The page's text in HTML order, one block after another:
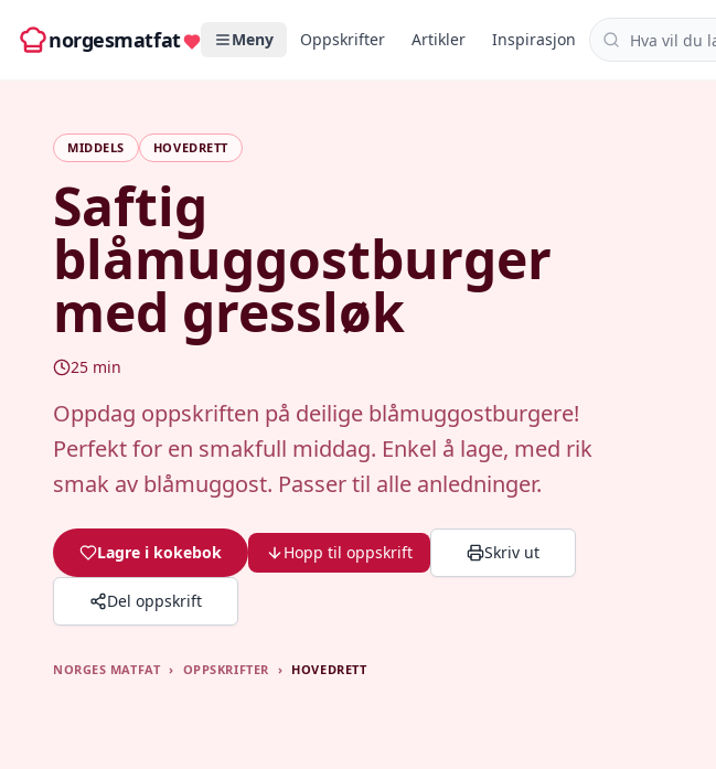
norgesmatfat Meny Oppskrifter Artikler Inspirasjon Søk i oppskrifter
MIDDELS HOVEDRETT
Saftig
blåmuggostburger
med gressløk
25 min
Oppdag oppskriften på deilige blåmuggostburgere!
Perfekt for en smakfull middag. Enkel å lage, med rik
smak av blåmuggost. Passer til alle anledninger.
Lagre i kokebok Hopp til oppskrift Skriv ut
Del oppskrift
NORGES MATFAT › OPPSKRIFTER › HOVEDRETT